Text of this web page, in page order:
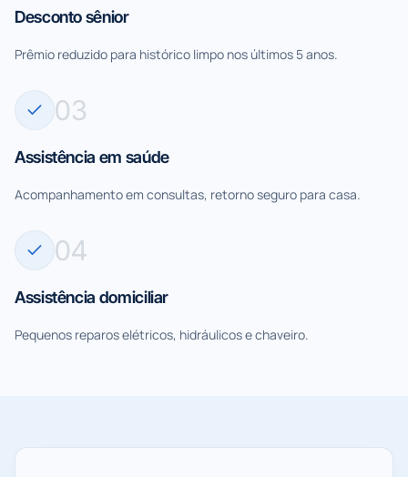
Desconto sênior
Prêmio reduzido para histórico limpo nos últimos 5 anos.
03
Assistência em saúde
Acompanhamento em consultas, retorno seguro para casa.
04
Assistência domiciliar
Pequenos reparos elétricos, hidráulicos e chaveiro.